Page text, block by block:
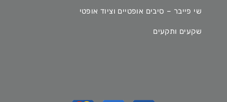
שי פייבר – סיבים אופטיים וציוד אופטי
שקעים ותקעים